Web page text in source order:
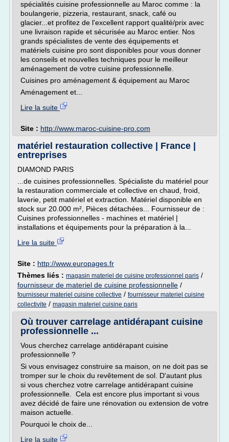
spécialités cuisine professionnelle au Maroc comme : la
boulangerie, pizzeria, restaurant, snack, café ou
glacier...et profitez de l'excellent rapport qualité/prix avec
une livraison rapide et sécurisée au Maroc entier. Nos
grands spécialistes de vente des équipements et
matériels cuisine pro sont disponibles pour vous donner
les conseils et nouvelles techniques pour le meilleur
aménagement de votre cuisine professionnelle.
Cuisines pro aménagement & équipement au Maroc
Aménagement et...
Lire la suite
Site : http://www.maroc-cuisine-pro.com
matériel restauration collective | France |
entreprises
DIAMOND PARIS
...de cuisines professionnelles. Spécialiste du matériel pour
la restauration commerciale et collective en chaud, froid,
laverie, petit matériel et extraction. Matériel disponible en
stock sur 20.000 m², Pièces détachées... Fournisseur de :
Cuisines professionnelles - machines et matériel |
installations et équipements pour la préparation à la...
Lire la suite
Site : http://www.europages.fr
Thèmes liés : magasin materiel de cuisine professionnel paris /
fournisseur de materiel de cuisine professionnelle /
fournisseur materiel cuisine collective / fournisseur materiel cuisine
collectivite / magasin materiel cuisine paris
Où trouver carrelage antidérapant cuisine
professionnelle ...
Vous cherchez carrelage antidérapant cuisine
professionnelle ?
Si vous envisagez construire sa maison, on ne doit pas se
tromper sur le choix du revêtement de sol. D'autant plus
si vous cherchez votre carrelage antidérapant cuisine
professionnelle. Cela est encore plus important si vous
avez décidé de faire une rénovation ou extension de votre
maison actuelle.
Pourquoi le choix de...
Lire la suite